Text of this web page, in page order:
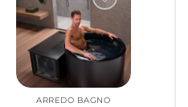
ARREDO BAGNO